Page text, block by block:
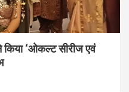
किया ‘ओकल्ट सीरीज एवं